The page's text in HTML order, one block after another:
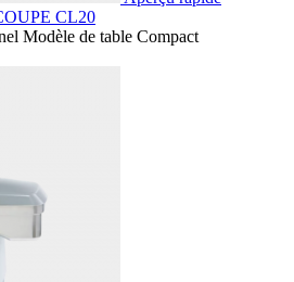
CL20
Modèle de table Compact